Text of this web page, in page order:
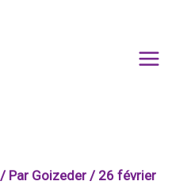
/ Par Goizeder / 26 février